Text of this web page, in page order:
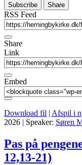
Subscribe Share
RSS Feed
Share
Link
Embed
Download fil | Afspil i
2026 | Speaker: Søren
Pas på
12,13-21)